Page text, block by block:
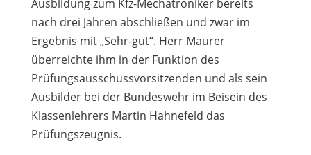
Ausbildung zum Kfz-Mechatroniker bereits
nach drei Jahren abschließen und zwar im
Ergebnis mit „Sehr-gut“. Herr Maurer
überreichte ihm in der Funktion des
Prüfungsausschussvorsitzenden und als sein
Ausbilder bei der Bundeswehr im Beisein des
Klassenlehrers Martin Hahnefeld das
Prüfungszeugnis.